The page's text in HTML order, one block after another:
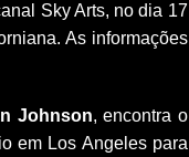
Sky Arts, no dia 17
As informações
Johnson, encontra o
em Los Angeles para